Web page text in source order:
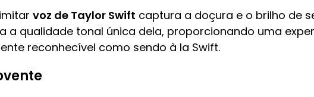
voz de Taylor Swift captura a doçura e o brilho de
a qualidade tonal única dela, proporcionando uma
reconhecível como sendo à la Swift.